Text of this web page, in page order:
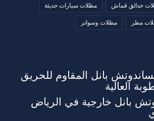
حدائق قماش مظلات سيارات حديثة
مطر مظلات وسواتر
بانل المقاوم للحريق
العالية
بانل خارجية في الرياض